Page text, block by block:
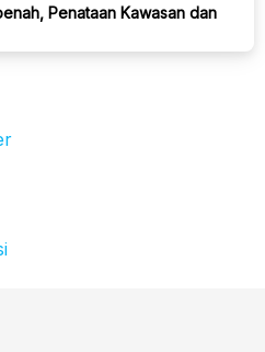
Penataan Kawasan dan